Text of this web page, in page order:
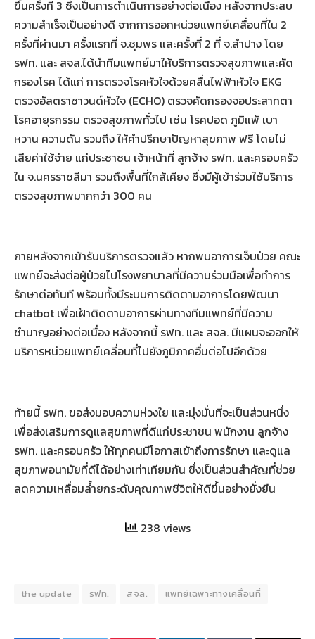
ขึ้นครั้งที่ 3 ซึ่งเป็นการดำเนินการอย่างต่อเนื่อง หลังจากประสบ
ความสำเร็จเป็นอย่างดี จากการออกหน่วยแพทย์เคลื่อนที่ใน 2
ครั้งที่ผ่านมา ครั้งแรกที่ จ.ชุมพร และครั้งที่ 2 ที่ จ.ลำปาง โดย
รฟท. และ สจล.ได้นำทีมแพทย์มาให้บริการตรวจสุขภาพและคัด
กรองโรค ได้แก่ การตรวจโรคหัวใจด้วยคลื่นไฟฟ้าหัวใจ EKG
ตรวจอัลตราซาวนด์หัวใจ (ECHO) ตรวจคัดกรองจอประสาทตา
โรคอายุรกรรม ตรวจสุขภาพทั่วไป เช่น โรคปอด ภูมิแพ้ เบา
หวาน ความดัน รวมถึง ให้คำปรึกษาปัญหาสุขภาพ ฟรี โดยไม่
เสียค่าใช้จ่าย แก่ประชาชน เจ้าหน้าที่ ลูกจ้าง รฟท. และครอบครัว
ใน จ.นครราชสีมา รวมถึงพื้นที่ใกล้เคียง ซึ่งมีผู้เข้าร่วมใช้บริการ
ตรวจสุขภาพมากกว่า 300 คน
ภายหลังจากเข้ารับบริการตรวจแล้ว หากพบอาการเจ็บป่วย คณะ
แพทย์จะส่งต่อผู้ป่วยไปโรงพยาบาลที่มีความร่วมมือเพื่อทำการ
รักษาต่อทันที พร้อมทั้งมีระบบการติดตามอาการโดยพัฒนา
chatbot เพื่อเฝ้าติดตามอาการผ่านทางทีมแพทย์ที่มีความ
ชำนาญอย่างต่อเนื่อง หลังจากนี้ รฟท. และ สจล. มีแผนจะออกให้
บริการหน่วยแพทย์เคลื่อนที่ไปยังภูมิภาคอื่นต่อไปอีกด้วย
ท้ายนี้ รฟท. ขอส่งมอบความห่วงใย และมุ่งมั่นที่จะเป็นส่วนหนึ่ง
เพื่อส่งเสริมการดูแลสุขภาพที่ดีแก่ประชาชน พนักงาน ลูกจ้าง
รฟท. และครอบครัว ให้ทุกคนมีโอกาสเข้าถึงการรักษา และดูแล
สุขภาพอนามัยที่ดีได้อย่างเท่าเทียมกัน ซึ่งเป็นส่วนสำคัญที่ช่วย
ลดความเหลื่อมล้ำยกระดับคุณภาพชีวิตให้ดีขึ้นอย่างยั่งยืน
238 views
the update รฟท. สจล. แพทย์เฉพาะทางเคลื่อนที่